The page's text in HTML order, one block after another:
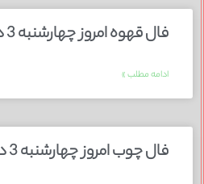
فال قهوه امروز چهارشنبه 3 دی 1404
ادامه مطلب »
فال چوب امروز چهارشنبه 3 دی 1404